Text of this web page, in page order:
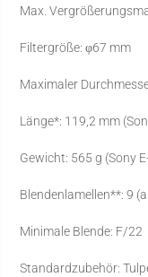
Max.
Filtergröße: φ67 mm
Maximaler
Länge*: 119,2 mm
Gewicht: 565 g (Sony
Blendenlamellen**: 9
Minimale Blende: F/22
Standardzubehör: